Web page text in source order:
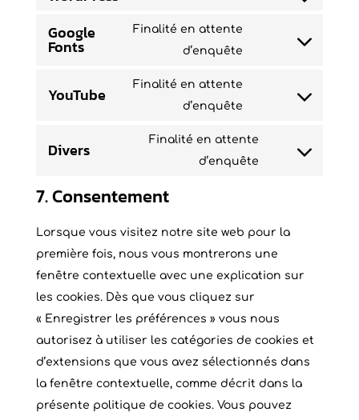
Consent
Google
Fonts
Finalité en attente
d’enquête
Consent
fonts
YouTube
Finalité en attente
d’enquête
Consent
Divers
Finalité en attente
d’enquête
Consent
divers
7. Consentement
Lorsque vous visitez notre site web pour la
première fois, nous vous montrerons une
fenêtre contextuelle avec une explication sur
les cookies. Dès que vous cliquez sur
« Enregistrer les préférences » vous nous
autorisez à utiliser les catégories de cookies et
d’extensions que vous avez sélectionnés dans
la fenêtre contextuelle, comme décrit dans la
présente politique de cookies. Vous pouvez